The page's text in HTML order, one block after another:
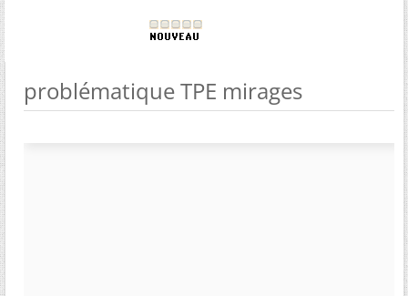
problématique TPE mirages